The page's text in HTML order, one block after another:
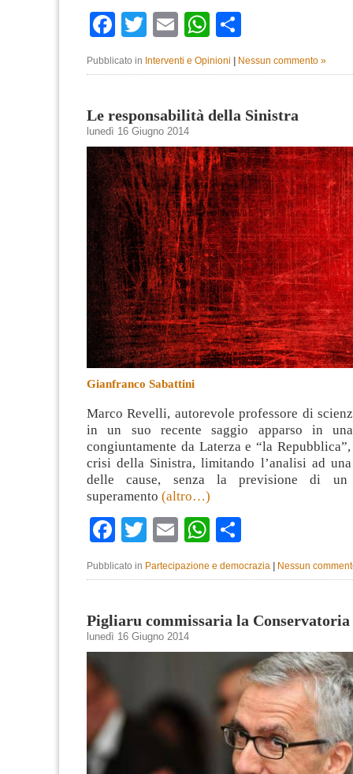
Facebook
TwitterEmailWhatsApp
Pubblicato in Interventi e Opinioni Nessun commento »
Le responsabilità della Sinistra
lunedì 16 Giugno 2014
Gianfranco Sabattini
Marco Revelli, autorevole professore di
in un suo recente saggio apparso in
congiuntamente da Laterza e “la
crisi della Sinistra, limitando l’analisi ad
delle cause, senza la previsione di un
superamento (altro…)
Facebook
TwitterEmailWhatsApp
Pubblicato in Partecipazione e democrazia | Nessun
Pigliaru commissaria la Conservatoria
lunedì 16 Giugno 2014